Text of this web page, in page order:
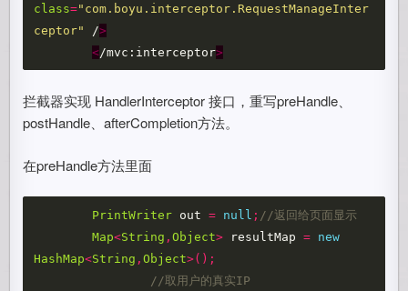
class="com.boyu.interceptor.RequestManageInter
ceptor"
/>
</mvc:interceptor>
拦截器实现 HandlerInterceptor 接口，重写preHandle、
postHandle、afterCompletion方法。
在preHandle方法里面
PrintWriter out = null ; //返回给页面显示
Map<String ,Object> resultMap = new
HashMap<String ,Object>();
//取用户的真实IP